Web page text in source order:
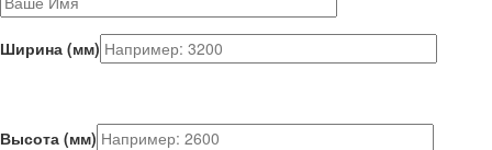
Ширина (мм)
Высота (мм)